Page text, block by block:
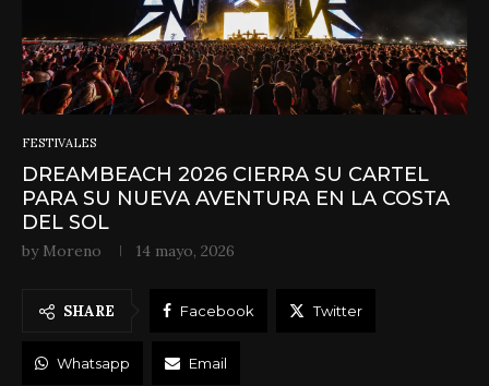
FESTIVALES
DREAMBEACH 2026 CIERRA SU CARTEL
PARA SU NUEVA AVENTURA EN LA COSTA
DEL SOL
by Moreno 14 mayo, 2026
SHARE Facebook Twitter
Whatsapp Email